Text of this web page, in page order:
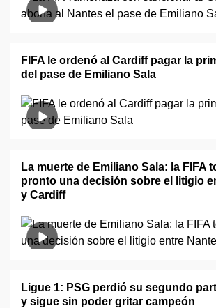
FIFA le ordenó al Cardiff pagar la
del pase de Emiliano Sala
La muerte de Emiliano Sala: la FIFA
pronto una decisión sobre el litigio
y Cardiff
Ligue 1: PSG perdió su segundo
y sigue sin poder gritar campeón